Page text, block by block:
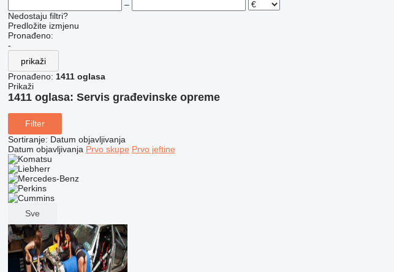
–
Nedostaju filtri?
Predložite izmjenu
Pronađeno:
-
prikaži
Pronađeno: 1411 oglasa
Prikaži
1411 oglasa: Servis građevinske opreme
Filter
Sortiranje: Datum objavljivanja
Datum objavljivanja Prvo skupe Prvo jeftine
Sve